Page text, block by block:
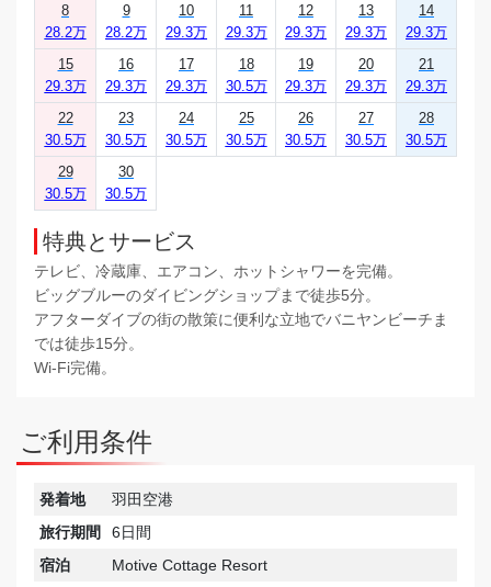
8
28.2万
9
28.2万
10
29.3万
11
29.3万
12
29.3万
13
29.3万
14
29.3万
15
29.3万
16
29.3万
17
29.3万
18
30.5万
19
29.3万
20
29.3万
21
29.3万
22
30.5万
23
30.5万
24
30.5万
25
30.5万
26
30.5万
27
30.5万
28
30.5万
29
30.5万
30
30.5万
特典とサービス
テレビ、冷蔵庫、エアコン、ホットシャワーを完備。
ビッグブルーのダイビングショップまで徒歩5分。
アフターダイブの街の散策に便利な立地でバニヤンビーチま
では徒歩15分。
Wi-Fi完備。
ご利用条件
発着地
羽田空港
旅行期間
6日間
宿泊
Motive Cottage Resort